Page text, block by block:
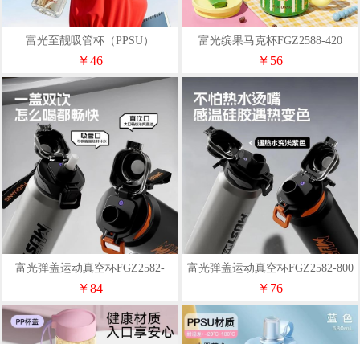
富光至靓吸管杯（PPSU）
FGU2655-700
￥46
富光缤果马克杯FGZ2588-420
￥56
富光弹盖运动真空杯FGZ2582-
1000
￥84
富光弹盖运动真空杯FGZ2582-800
￥76